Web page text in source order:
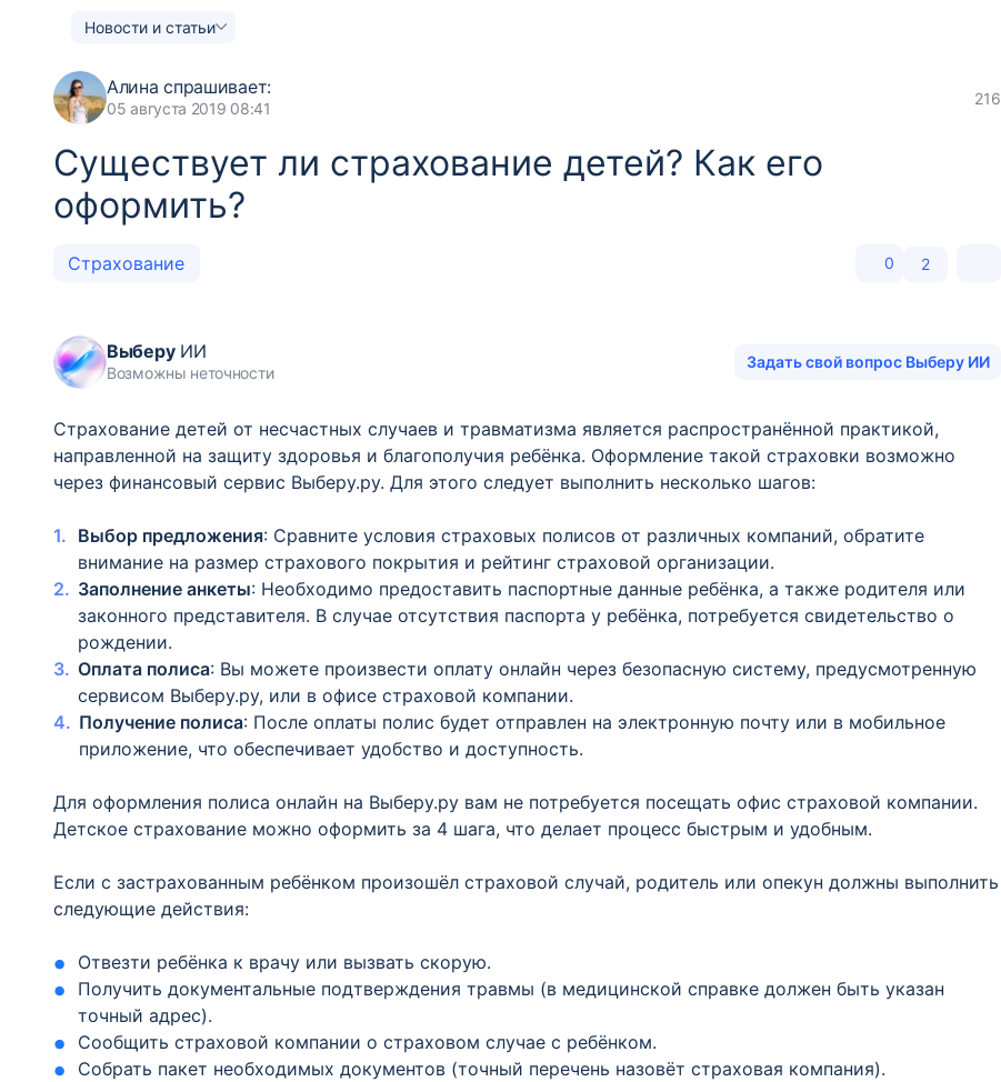
Новости и статьи
Алина спрашивает:
05 августа 2019 08:41
216
Существует ли страхование детей? Как его
оформить?
Страхование 0 2
ВыберуИИ
Возможны неточности
Задать свой вопрос Выберу ИИ
Страхование детей от несчастных случаев и травматизма является распространённой практикой,
направленной на защиту здоровья и благополучия ребёнка. Оформление такой страховки возможно
через финансовый сервис Выберу.ру. Для этого следует выполнить несколько шагов:
Выбор предложения: Сравните условия страховых полисов от различных компаний, обратите
внимание на размер страхового покрытия и рейтинг страховой организации.
Заполнение анкеты: Необходимо предоставить паспортные данные ребёнка, а также родителя или
законного представителя. В случае отсутствия паспорта у ребёнка, потребуется свидетельство о
рождении.
Оплата полиса: Вы можете произвести оплату онлайн через безопасную систему, предусмотренную
сервисом Выберу.ру, или в офисе страховой компании.
Получение полиса: После оплаты полис будет отправлен на электронную почту или в мобильное
приложение, что обеспечивает удобство и доступность.
Для оформления полиса онлайн на Выберу.ру вам не потребуется посещать офис страховой компании.
Детское страхование можно оформить за 4 шага, что делает процесс быстрым и удобным.
Если с застрахованным ребёнком произошёл страховой случай, родитель или опекун должны выполнить
следующие действия:
Отвезти ребёнка к врачу или вызвать скорую.
Получить документальные подтверждения травмы (в медицинской справке должен быть указан
точный адрес).
Сообщить страховой компании о страховом случае с ребёнком.
Собрать пакет необходимых документов (точный перечень назовёт страховая компания).